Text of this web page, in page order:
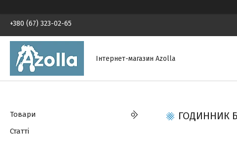
+380 (67) 323-02-65
Інтернет-магазин Azolla
ГОДИННИК
Товари
Статті